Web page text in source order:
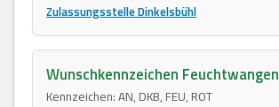
Zulassungsstelle Dinkelsbühl
Wunschkennzeichen Feuchtwangen
Kennzeichen: AN, DKB, FEU, ROT